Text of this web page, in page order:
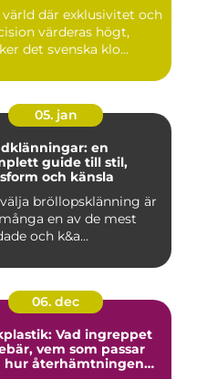
värld där exklusivitet och
värderas högt,
det svenska klo...
05. jan
en
guide till stil,
och känsla
bröllopsklänning är
en av de mest
och k&a...
06. dec
Vad ingreppet
vem som passar
hur återhämtningen